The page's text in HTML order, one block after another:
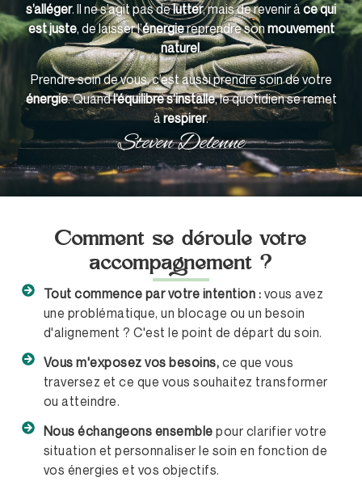
s’alléger. Il ne s’agit pas delutter, mais de revenir àce qui
est juste, de laisser l’énergiereprendre son mouvement
naturel.
Prendre soin de vous, c’est aussi prendre soin de votre
énergie. Quandl’équilibre s’installe, le quotidien se remet
àrespirer.
Steven Delenne
Comment se déroule votre
accompagnement ?
Tout commence par votre intention : vous avez
une problématique, un blocage ou un besoin
d'alignement ? C'est le point de départ du soin.
Vous m'exposez vos besoins, ce que vous
traversez et ce que vous souhaitez transformer
ou atteindre.
Nous échangeons ensemble pour clarifier votre
situation et personnaliser le soin en fonction de
vos énergies et vos objectifs.